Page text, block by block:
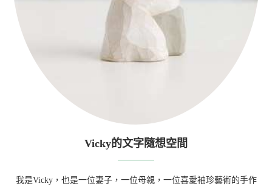
Vicky的文字隨想空間
我是Vicky，也是一位妻子，一位母親，一位喜愛袖珍藝術的手作